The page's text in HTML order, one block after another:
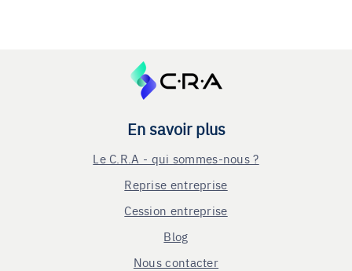
En savoir plus
Le C.R.A - qui sommes-nous ?
Reprise entreprise
Cession entreprise
Blog
Nous contacter